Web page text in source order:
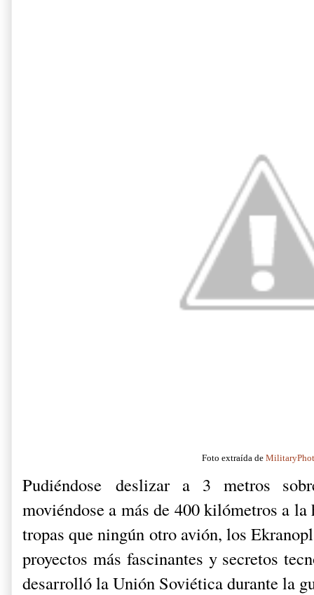
Foto extraída de
Pudiéndose deslizar a 3 metros
moviéndose a más de 400 kilómetros a
tropas que ningún otro avión, los
proyectos más fascinantes y secretos
desarrolló la Unión Soviética durante la